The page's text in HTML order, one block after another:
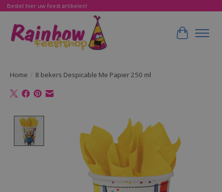
Bestel hier uw feest artikelen!
Home / 8 bekers Despicable Me Papier 250 ml
Product image slideshow Items